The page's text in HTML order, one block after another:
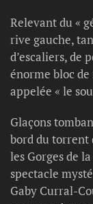
Relevant du «
rive gauche,
d’escaliers, de
énorme bloc de
appelée « le
Glaçons
bord du torrent
les Gorges de
spectacle
Gaby Curral-